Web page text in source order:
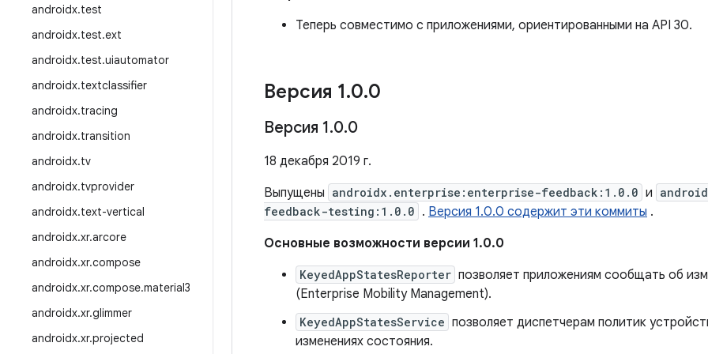
androidx.test
androidx.test.ext
androidx.test.uiautomator
androidx.textclassifier
androidx.tracing
androidx.transition
androidx.tv
androidx.tvprovider
androidx.text-vertical
androidx.xr.arcore
androidx.xr.compose
androidx.xr.compose.material3
androidx.xr.glimmer
androidx.xr.projected
Теперь совместимо с приложениями, ориентированными на API 30.
Версия 1.0.0
Версия 1.0.0
18 декабря 2019 г.
Выпущены androidx.enterprise:enterprise-feedback:1.0.0 и
feedback-testing:1.0.0 . Версия 1.0.0 содержит эти коммиты .
Основные возможности версии 1.0.0
KeyedAppStatesReporter позволяет приложениям сообщать об
(Enterprise Mobility Management).
KeyedAppStatesService позволяет диспетчерам политик
изменениях состояния.